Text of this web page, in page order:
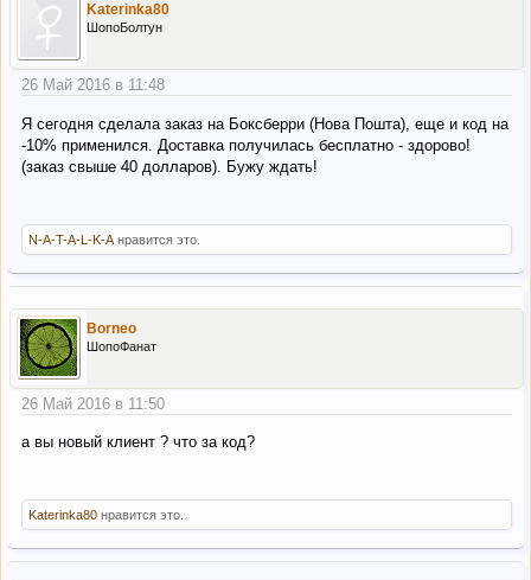
Katerinka80
ШопоБолтун
26 Май 2016 в 11:48
Я сегодня сделала заказ на Боксберри (Нова Пошта), еще и код на
-10% применился. Доставка получилась бесплатно - здорово!
(заказ свыше 40 долларов). Бужу ждать!
N-A-T-A-L-K-A нравится это.
Borneo
ШопоФанат
26 Май 2016 в 11:50
а вы новый клиент ? что за код?
Katerinka80 нравится это.